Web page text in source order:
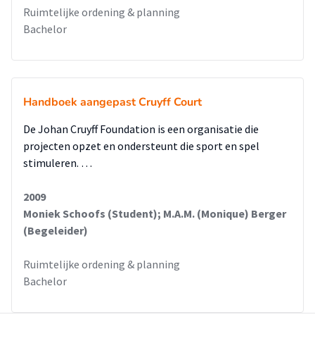
Ruimtelijke ordening & planning
Bachelor
Handboek aangepast Cruyff Court
De Johan Cruyff Foundation is een organisatie die
projecten opzet en ondersteunt die sport en spel
stimuleren. …
2009
Moniek Schoofs (Student); M.A.M. (Monique) Berger
(Begeleider)
Ruimtelijke ordening & planning
Bachelor